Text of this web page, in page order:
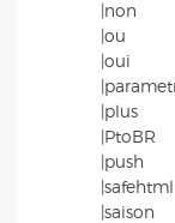
|non
|ou
|oui
|plus
|PtoBR
|push
|safehtml
|saison